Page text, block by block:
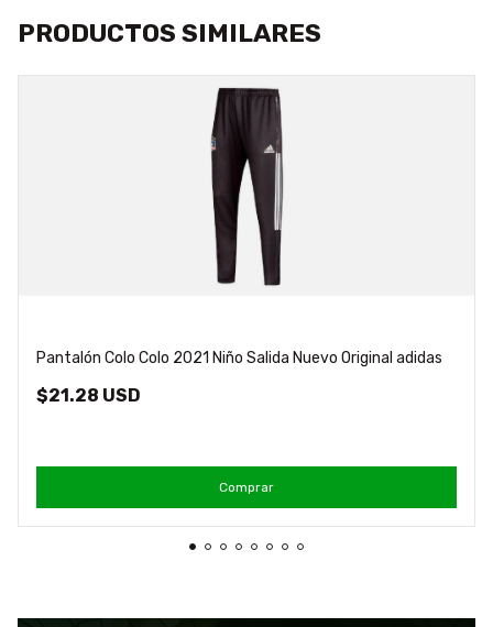
PRODUCTOS SIMILARES
Pantalón Colo Colo 2021 Niño Salida Nuevo Original adidas
$21.28 USD
Comprar